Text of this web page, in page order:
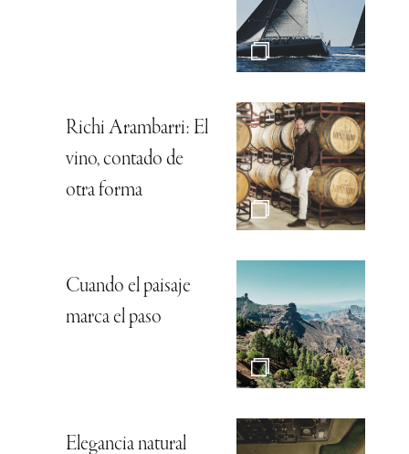
Richi Arambarri: El
vino, contado de
otra forma
Cuando el paisaje
marca el paso
Elegancia natural